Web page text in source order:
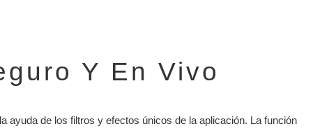
Y En Vivo
ayuda de los filtros y efectos únicos de la aplicación. La función